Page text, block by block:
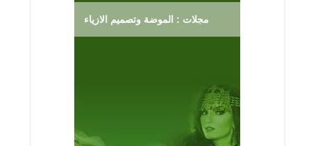
مجلات : الموضة وتصميم الازياء